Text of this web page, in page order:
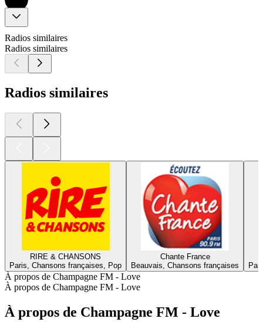
Radios similaires
Radios similaires
Radios similaires
RIRE & CHANSONS
Paris, Chansons françaises, Pop
Chante France
Beauvais, Chansons françaises
À propos de Champagne FM - Love
À propos de Champagne FM - Love
À propos de Champagne FM - Love